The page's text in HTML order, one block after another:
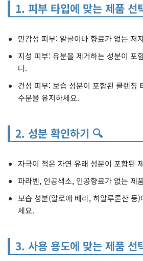
1. 피부 타입에 맞는 제품 선
민감성 피부: 알콜이나 향료가 없는 저
지성 피부: 유분을 제거하는 성분이 포
다.
건성 피부: 보습 성분이 포함된 클렌징
수분을 유지하세요.
2. 성분 확인하기 🔍
자극이 적은 자연 유래 성분이 포함된
파라벤, 인공색소, 인공향료가 없는 제
보습 성분(알로에 베라, 히알루론산 등
세요.
3. 사용 용도에 맞는 제품 선